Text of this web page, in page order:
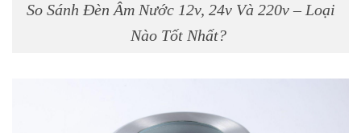
So Sánh Đèn Âm Nước 12v, 24v Và 220v – Loại
Nào Tốt Nhất?